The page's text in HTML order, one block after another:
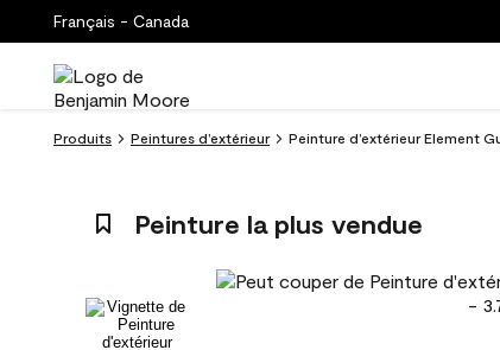
Français - Canada
Produits Peintures d’extérieur Peinture d’extérieur Element
Peinture la plus vendue